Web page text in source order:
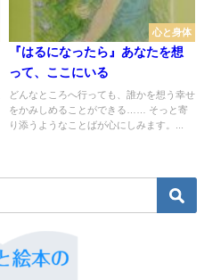
心と身体
『はるになったら』あなたを想
って、ここにいる
どんなところへ行っても、誰かを想う幸せ
をかみしめることができる…… そっと寄
り添うようなことばが心にしみます。...